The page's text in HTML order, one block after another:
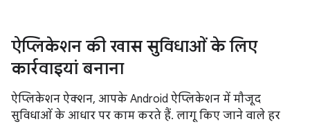
ऐप्लिकेशन की खास सुविधाओं के लिए
कार्रवाइयां बनाना
ऐप्लिकेशन ऐक्शन, आपके Android ऐप्लिकेशन में मौजूद
सुविधाओं के आधार पर काम करते हैं. लागू किए जाने वाले हर